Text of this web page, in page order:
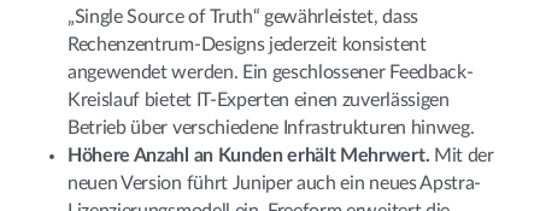
„Single Source of Truth“ gewährleistet, dass
Rechenzentrum-Designs jederzeit konsistent
angewendet werden. Ein geschlossener Feedback-
Kreislauf bietet IT-Experten einen zuverlässigen
Betrieb über verschiedene Infrastrukturen hinweg.
Höhere Anzahl an Kunden erhält Mehrwert. Mit der
neuen Version führt Juniper auch ein neues Apstra-